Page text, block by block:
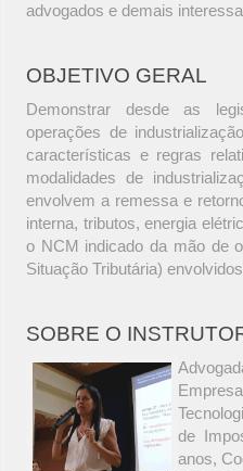
advogados e demais
OBJETIVO GERAL
Demonstrar desde as
operações de
características e regras
modalidades de
envolvem a remessa e
interna, tributos, energia
o NCM indicado da mão de
Situação Tributária)
SOBRE O
de
anos,